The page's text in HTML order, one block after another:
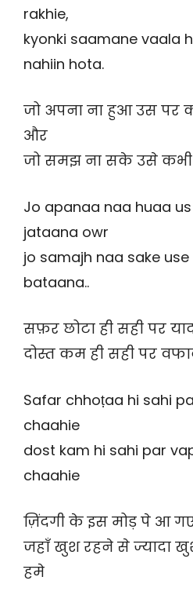
rakhie,
kyonki saamane vaala
nahiin hota.
जो अपना ना हुआ उस पर
और
जो समझ ना सके उसे कभी
Jo apanaa naa huaa
jataana owr
jo samajh naa sake
bataana..
सफ़र छोटा ही सही पर
दोस्त कम ही सही पर
Safar chhoṭaa hi sahi
chaahie
dost kam hi sahi par
chaahie
ज़िंदगी के इस मोड़ पे आ
जहाँ खुश रहने से ज्यादा
हमे